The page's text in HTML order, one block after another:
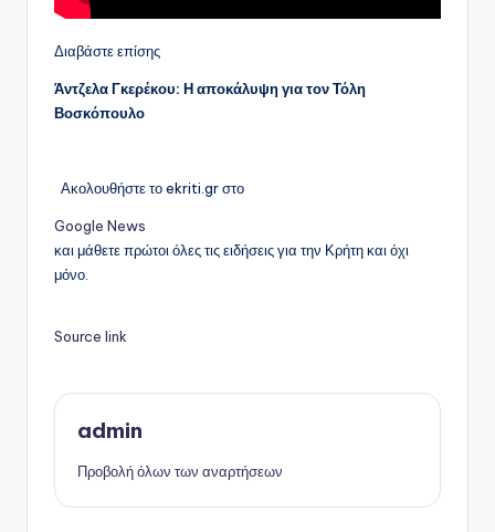
Διαβάστε επίσης
Άντζελα Γκερέκου: Η αποκάλυψη για τον Τόλη
Βοσκόπουλο
Ακολουθήστε το ekriti.gr στο
Google News
και μάθετε πρώτοι όλες τις ειδήσεις για την Κρήτη και όχι
μόνο.
Source link
admin
Προβολή όλων των αναρτήσεων